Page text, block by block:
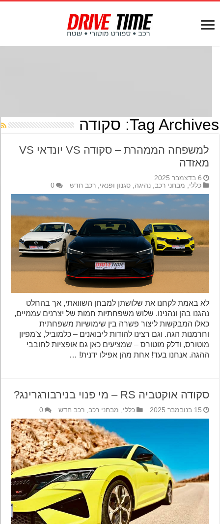
Tag סקודה
למשפחה הממהרת – סקודה VS יונדאי VS
מאזדה
6 בדצמבר 2025
כללי,מבחני רכב,נהיגה,סגנון ופנאי,רכב חדש 0
לא באמת לקחנו את שלושתן למבחן השוואתי, אך בהחלט
נהגנו בהן ונהנינו. שלוש משפחתיות חמות של יצרנים עממיים,
כאלו המבקשות ליצור פשרה בין שימושיות משפחתית
וחרמנות הגה. וגם רצינו להודות ליבואנים – כלמוביל, צ'מפיון
מוטורס, ודלק מוטורס – שמציעים כאן גם אופציות לחובבי
ההגה. אנחנו בעד! אחת מהן אפילו ידנית! …
סקודה אוקטביה RS – מי פנוי בנירבורגרינג?
15 בנובמבר 2025 כללי,מבחני רכב,רכב חדש 0